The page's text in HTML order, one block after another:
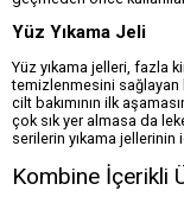
Yüz Yıkama Jeli
Yüz yıkama jelleri, fazla
temizlenmesini sağlayan
cilt bakımının ilk
çok sık yer almasa da
serilerin yıkama
Kombine İçerikli